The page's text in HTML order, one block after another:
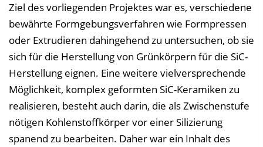
Ziel des vorliegenden Projektes war es, verschiedene
bewährte Formgebungsverfahren wie Formpressen
oder Extrudieren dahingehend zu untersuchen, ob sie
sich für die Herstellung von Grünkörpern für die SiC-
Herstellung eignen. Eine weitere vielversprechende
Möglichkeit, komplex geformten SiC-Keramiken zu
realisieren, besteht auch darin, die als Zwischenstufe
nötigen Kohlenstoffkörper vor einer Silizierung
spanend zu bearbeiten. Daher war ein Inhalt des